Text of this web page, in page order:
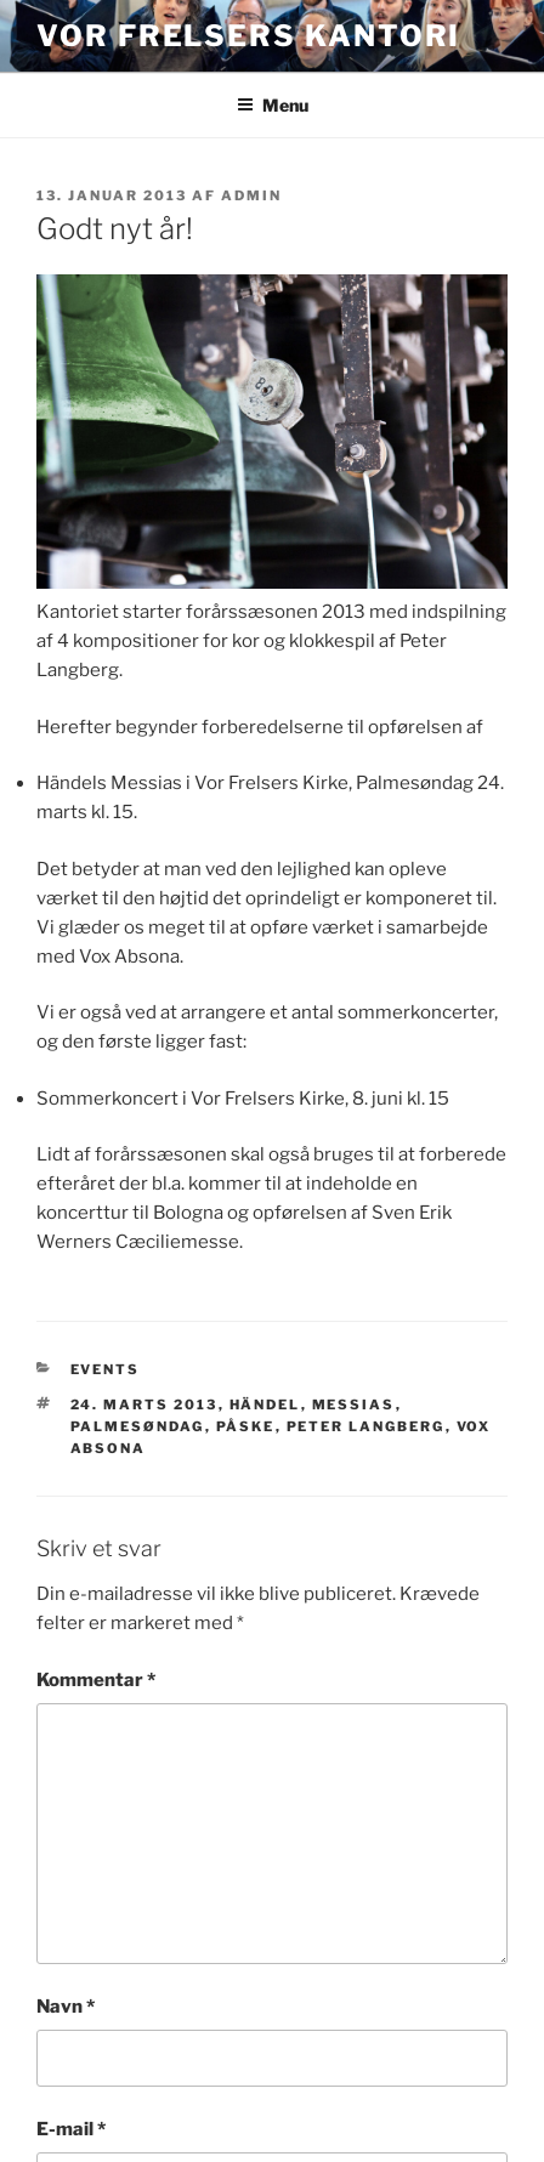
Videre
til
indhold
VOR FRELSERS KANTORI
Menu
UDGIVET
DEN
13. JANUAR 2013 AF ADMIN
Godt nyt år!
Kantoriet starter forårssæsonen 2013 med indspilning
af 4 kompositioner for kor og klokkespil af Peter
Langberg.
Herefter begynder forberedelserne til opførelsen af
Händels Messias i Vor Frelsers Kirke, Palmesøndag 24.
marts kl. 15.
Det betyder at man ved den lejlighed kan opleve
værket til den højtid det oprindeligt er komponeret til.
Vi glæder os meget til at opføre værket i samarbejde
med Vox Absona.
Vi er også ved at arrangere et antal sommerkoncerter,
og den første ligger fast:
Sommerkoncert i Vor Frelsers Kirke, 8. juni kl. 15
Lidt af forårssæsonen skal også bruges til at forberede
efteråret der bl.a. kommer til at indeholde en
koncerttur til Bologna og opførelsen af Sven Erik
Werners Cæciliemesse.
KATEGORIER
EVENTS
TAGS
24. MARTS 2013 , HÄNDEL , MESSIAS ,
PALMESØNDAG , PÅSKE , PETER LANGBERG , VOX
ABSONA
Skriv et svar
Din e-mailadresse vil ikke blive publiceret. Krævede
felter er markeret med *
Kommentar*
Navn*
E-mail*